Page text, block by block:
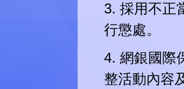
3. 採用不正
行懲處。
4. 網銀國際
整活動內容